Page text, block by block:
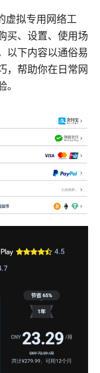
虚拟专用网络工
买、设置、使用场
以下内容以通俗易
，帮助你在日常网